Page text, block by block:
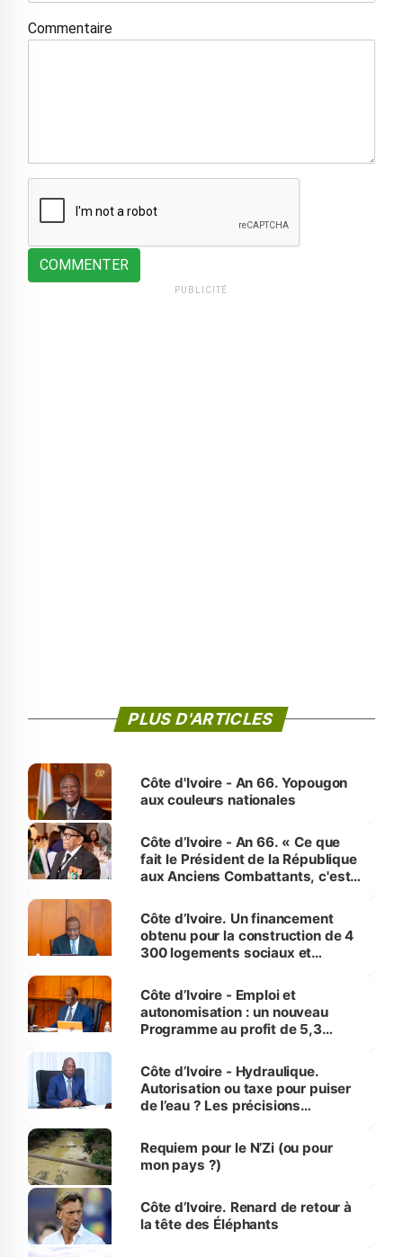
Commentaire
COMMENTER
PUBLICITÉ
PLUS D'ARTICLES
Côte d'Ivoire - An 66. Yopougon
aux couleurs nationales
Côte d’Ivoire - An 66. « Ce que
fait le Président de la République
aux Anciens Combattants, c'est
Côte d’Ivoire. Un financement
obtenu pour la construction de 4
300 logements sociaux et
et Yamoussoukro
Côte d’Ivoire - Emploi et
autonomisation : un nouveau
Programme au profit de 5,3
Côte d’Ivoire - Hydraulique.
Autorisation ou taxe pour puiser
de l’eau ? Les précisions
Requiem pour le N’Zi (ou pour
mon pays ?)
Côte d’Ivoire. Renard de retour à
la tête des Éléphants